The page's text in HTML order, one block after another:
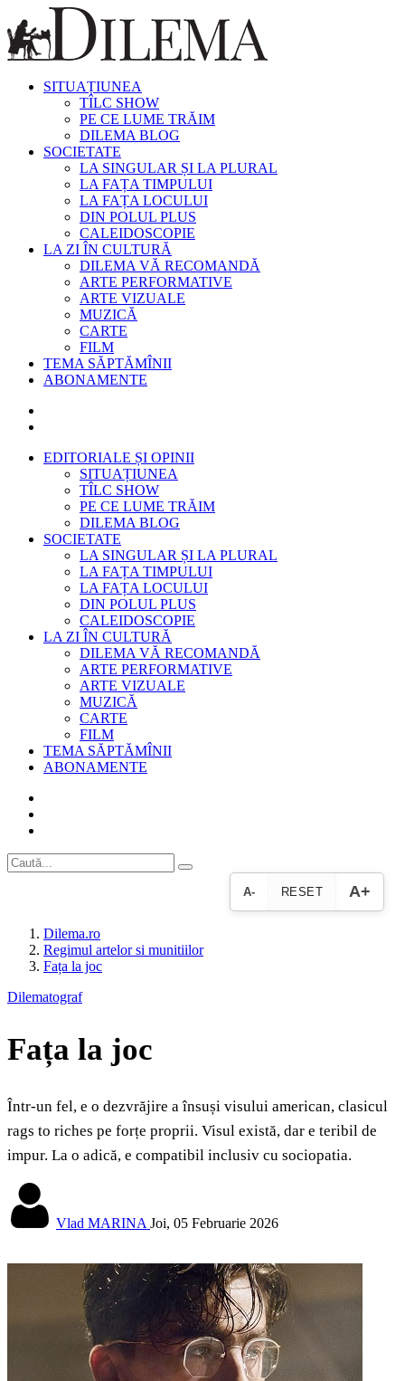
SITUAȚIUNEA
TÎLC SHOW
PE CE LUME TRĂIM
DILEMA BLOG
SOCIETATE
LA SINGULAR ȘI LA PLURAL
LA FAȚA TIMPULUI
LA FAȚA LOCULUI
DIN POLUL PLUS
CALEIDOSCOPIE
LA ZI ÎN CULTURĂ
DILEMA VĂ RECOMANDĂ
ARTE PERFORMATIVE
ARTE VIZUALE
MUZICĂ
CARTE
FILM
TEMA SĂPTĂMÎNII
ABONAMENTE
EDITORIALE ȘI OPINII
SITUAȚIUNEA
TÎLC SHOW
PE CE LUME TRĂIM
DILEMA BLOG
SOCIETATE
LA SINGULAR ȘI LA PLURAL
LA FAȚA TIMPULUI
LA FAȚA LOCULUI
DIN POLUL PLUS
CALEIDOSCOPIE
LA ZI ÎN CULTURĂ
DILEMA VĂ RECOMANDĂ
ARTE PERFORMATIVE
ARTE VIZUALE
MUZICĂ
CARTE
FILM
TEMA SĂPTĂMÎNII
ABONAMENTE
A- RESET A+
Dilema.ro
Regimul artelor si munitiilor
Fața la joc
Dilematograf
Fața la joc
Într-un fel, e o dezvrăjire a însuși visului american, clasicul
rags to riches pe forțe proprii. Visul există, dar e teribil de
impur. La o adică, e compatibil inclusiv cu sociopatia.
Vlad MARINA Joi, 05 Februarie 2026